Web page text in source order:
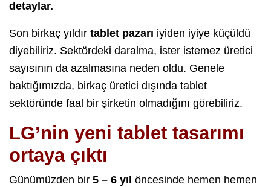
detaylar.
Son birkaç yıldır tablet pazarı iyiden iyiye küçüldü
diyebiliriz. Sektördeki daralma, ister istemez üretici
sayısının da azalmasına neden oldu. Genele
baktığımızda, birkaç üretici dışında tablet
sektöründe faal bir şirketin olmadığını görebiliriz.
LG’nin yeni tablet tasarımı
ortaya çıktı
Günümüzden bir 5 – 6 yıl öncesinde hemen hemen